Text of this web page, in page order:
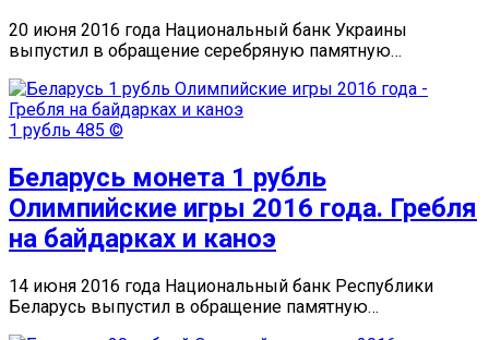
20 июня 2016 года Национальный банк Украины
выпустил в обращение серебряную памятную…
1 рубль 485 ©
Беларусь монета 1 рубль
Олимпийские игры 2016 года. Гребля
на байдарках и каноэ
14 июня 2016 года Национальный банк Республики
Беларусь выпустил в обращение памятную…